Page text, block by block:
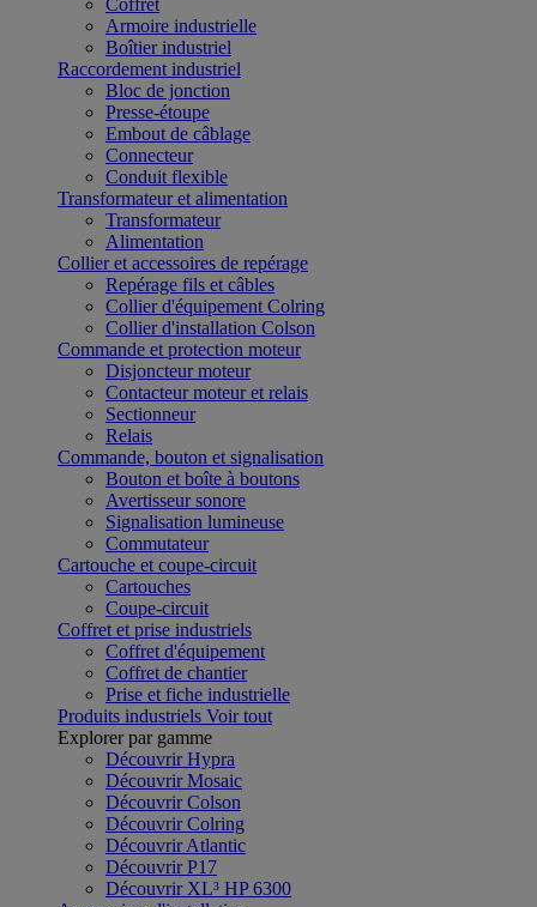
Coffret
Armoire industrielle
Boîtier industriel
Raccordement industriel
Bloc de jonction
Presse-étoupe
Embout de câblage
Connecteur
Conduit flexible
Transformateur et alimentation
Transformateur
Alimentation
Collier et accessoires de repérage
Repérage fils et câbles
Collier d'équipement Colring
Collier d'installation Colson
Commande et protection moteur
Disjoncteur moteur
Contacteur moteur et relais
Sectionneur
Relais
Commande, bouton et signalisation
Bouton et boîte à boutons
Avertisseur sonore
Signalisation lumineuse
Commutateur
Cartouche et coupe-circuit
Cartouches
Coupe-circuit
Coffret et prise industriels
Coffret d'équipement
Coffret de chantier
Prise et fiche industrielle
Produits industriels Voir tout
Explorer par gamme
Découvrir Hypra
Découvrir Mosaic
Découvrir Colson
Découvrir Colring
Découvrir Atlantic
Découvrir P17
Découvrir XL³ HP 6300